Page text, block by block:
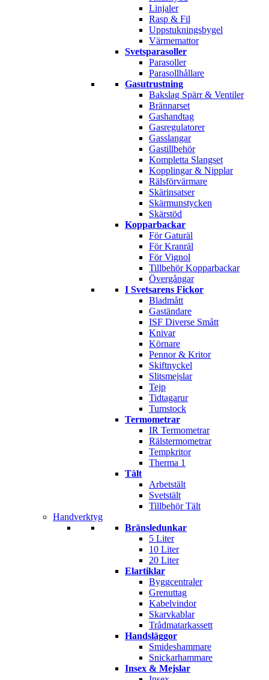
Linjaler
Rasp & Fil
Uppstukningsbygel
Värmemattor
Svetsparasoller
Parasoller
Parasollhållare
Gasutrustning
Bakslag Spärr & Ventiler
Brännarset
Gashandtag
Gasregulatorer
Gasslangar
Gastillbehör
Kompletta Slangset
Kopplingar & Nipplar
Rälsförvärmare
Skärinsatser
Skärmunstycken
Skärstöd
Kopparbackar
För Gaturäl
För Kranräl
För Vignol
Tillbehör Kopparbackar
Övergångar
I Svetsarens Fickor
Bladmått
Gaständare
ISF Diverse Smått
Knivar
Körnare
Pennor & Kritor
Skiftnyckel
Slitsmejslar
Tejp
Tidtagarur
Tumstock
Termometrar
IR Termometrar
Rälstermometrar
Tempkritor
Therma 1
Tält
Arbetstält
Svetstält
Tillbehör Tält
Handverktyg
Bränsledunkar
5 Liter
10 Liter
20 Liter
Elartiklar
Byggcentraler
Grenuttag
Kabelvindor
Skarvkablar
Trådmatarkassett
Handsläggor
Smideshammare
Snickarhammare
Insex & Mejslar